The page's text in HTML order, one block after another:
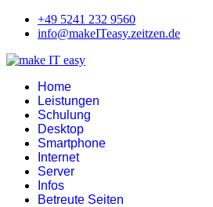
+49 5241 232 9560
info@makeITeasy.zeitzen.de
Home
Leistungen
Schulung
Desktop
Smartphone
Internet
Server
Infos
Betreute Seiten